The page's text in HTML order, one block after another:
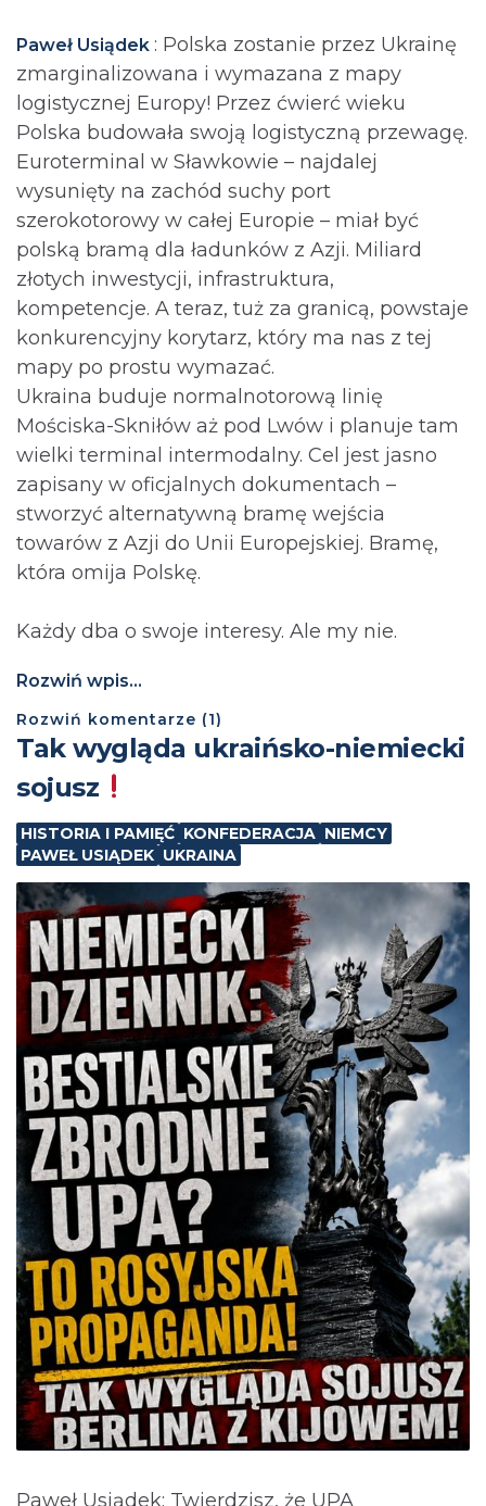
Paweł Usiądek : Polska zostanie przez Ukrainę
zmarginalizowana i wymazana z mapy
logistycznej Europy! Przez ćwierć wieku
Polska budowała swoją logistyczną przewagę.
Euroterminal w Sławkowie – najdalej
wysunięty na zachód suchy port
szerokotorowy w całej Europie – miał być
polską bramą dla ładunków z Azji. Miliard
złotych inwestycji, infrastruktura,
kompetencje. A teraz, tuż za granicą, powstaje
konkurencyjny korytarz, który ma nas z tej
mapy po prostu wymazać.
Ukraina buduje normalnotorową linię
Mościska-Skniłów aż pod Lwów i planuje tam
wielki terminal intermodalny. Cel jest jasno
zapisany w oficjalnych dokumentach –
stworzyć alternatywną bramę wejścia
towarów z Azji do Unii Europejskiej. Bramę,
która omija Polskę.
Każdy dba o swoje interesy. Ale my nie.
Rozwiń wpis...
Rozwiń komentarze (1)
Tak wygląda ukraińsko-niemiecki
sojusz
HISTORIA I PAMIĘĆ KONFEDERACJA NIEMCY
PAWEŁ USIĄDEK UKRAINA
Paweł Usiądek: Twierdzisz, że UPA